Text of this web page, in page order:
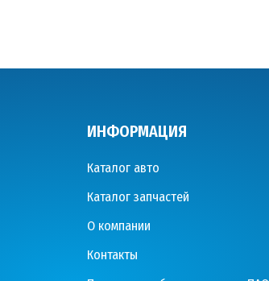
ИНФОРМАЦИЯ
Каталог авто
Каталог запчастей
О компании
Контакты